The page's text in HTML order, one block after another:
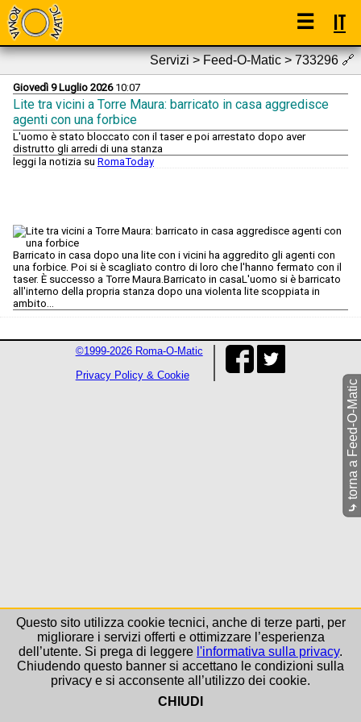
☰ IT
Servizi > Feed-O-Matic > 733296🔗
Giovedì 9 Luglio 202610:07
Lite tra vicini a Torre Maura: barricato in casa aggredisce
agenti con una forbice
L'uomo è stato bloccato con il taser e poi arrestato dopo aver
distrutto gli arredi di una stanza
leggi la notizia su RomaToday
Barricato in casa dopo una lite con i vicini ha aggredito gli agenti con
una forbice. Poi si è scagliato contro di loro che l'hanno fermato con il
taser. È successo a Torre Maura.Barricato in casaL'uomo si è barricato
all'interno della propria stanza dopo una violenta lite scoppiata in
ambito...
⤷
torna a Feed-O-Matic
©1999-2026 Roma-O-Matic
Privacy Policy & Cookie
Questo sito utilizza cookie tecnici, anche di terze parti, per
migliorare i servizi offerti e ottimizzare l’esperienza
dell’utente. Si prega di leggere l'informativa sulla privacy.
Chiudendo questo banner si accettano le condizioni sulla
privacy e si acconsente all’utilizzo dei cookie.
CHIUDI